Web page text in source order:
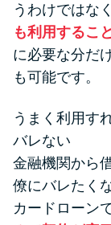
うわけではなく
も利用するこ
に必要な分だ
も可能です。
うまく利用す
バレない
金融機関から
僚にバレたく
カードローン